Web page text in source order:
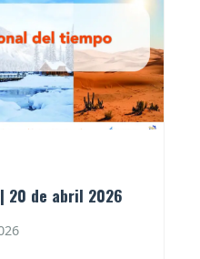
20 de abril 2026